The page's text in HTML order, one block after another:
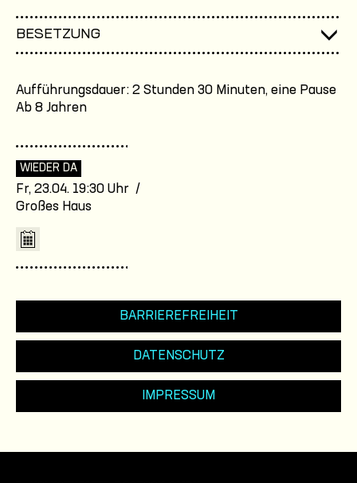
BESETZUNG
Aufführungsdauer: 2 Stunden 30 Minuten, eine Pause
Ab 8 Jahren
WIEDER DA
Fr, 23.04. 19:30 Uhr /
Großes Haus
BARRIEREFREIHEIT
DATENSCHUTZ
IMPRESSUM